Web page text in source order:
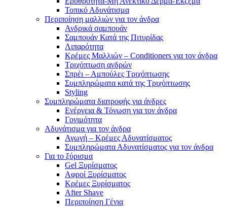
Τοπικό Αδυνάτισμα
Περιποίηση μαλλιών για τον άνδρα
Ανδρικά σαμπουάν
Σαμπουάν Κατά της Πιτυρίδας
Λιπαρότητα
Κρέμες Μαλλιών – Conditioners για τον άνδρα
Τριχόπτωση ανδρών
Σπρέι – Αμπούλες Τριχόπτωσης
Συμπληρώματα κατά της Τριχόπτωσης
Styling
Συμπληρώματα διατροφής για άνδρες
Ενέργεια & Τόνωση για τον άνδρα
Γονιμότητα
Αδυνάτισμα για τον άνδρα
Αγωγή – Κρέμες Αδυνατίσματος
Συμπληρώματα Αδυνατίσματος για τον άνδρα
Για το ξύρισμα
Gel Ξυρίσματος
Αφροί Ξυρίσματος
Κρέμες Ξυρίσματος
After Shave
Περιποίηση Γένια